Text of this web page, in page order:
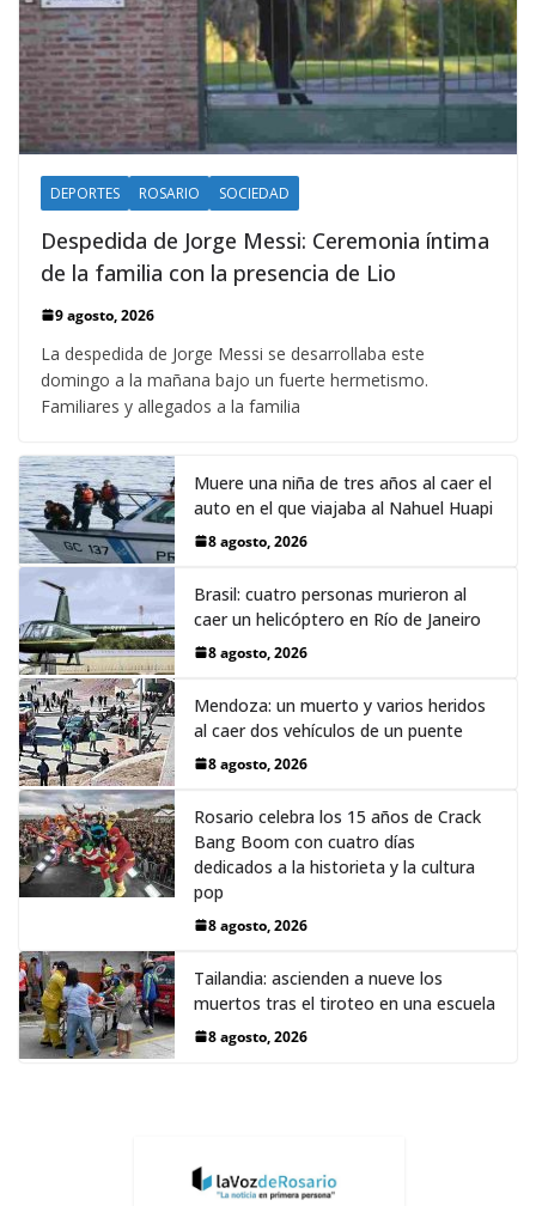
DEPORTES ROSARIO SOCIEDAD
Despedida de Jorge Messi: Ceremonia íntima
de la familia con la presencia de Lio
9 agosto, 2026
La despedida de Jorge Messi se desarrollaba este
domingo a la mañana bajo un fuerte hermetismo.
Familiares y allegados a la familia
Muere una niña de tres años al caer el
auto en el que viajaba al Nahuel Huapi
8 agosto, 2026
Brasil: cuatro personas murieron al
caer un helicóptero en Río de Janeiro
8 agosto, 2026
Mendoza: un muerto y varios heridos
al caer dos vehículos de un puente
8 agosto, 2026
Rosario celebra los 15 años de Crack
Bang Boom con cuatro días
dedicados a la historieta y la cultura
pop
8 agosto, 2026
Tailandia: ascienden a nueve los
muertos tras el tiroteo en una escuela
8 agosto, 2026